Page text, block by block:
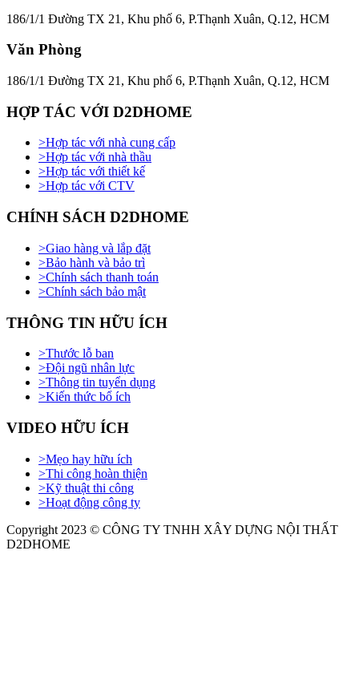
186/1/1 Đường TX 21, Khu phố 6, P.Thạnh Xuân, Q.12, HCM
Văn Phòng
186/1/1 Đường TX 21, Khu phố 6, P.Thạnh Xuân, Q.12, HCM
HỢP TÁC VỚI D2DHOME
>Hợp tác với nhà cung cấp
>Hợp tác với nhà thầu
>Hợp tác với thiết kế
>Hợp tác với CTV
CHÍNH SÁCH D2DHOME
>Giao hàng và lắp đặt
>Bảo hành và bảo trì
>Chính sách thanh toán
>Chính sách bảo mật
THÔNG TIN HỮU ÍCH
>Thước lỗ ban
>Đội ngũ nhân lực
>Thông tin tuyển dụng
>Kiến thức bổ ích
VIDEO HỮU ÍCH
>Mẹo hay hữu ích
>Thi công hoàn thiện
>Kỹ thuật thi công
>Hoạt động công ty
Copyright 2023 © CÔNG TY TNHH XÂY DỰNG NỘI THẤT
D2DHOME